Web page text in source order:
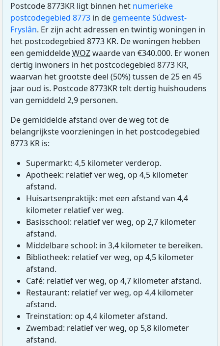
Postcode 8773KR ligt binnen het numerieke
postcodegebied 8773 in de gemeente Súdwest-
Fryslân. Er zijn acht adressen en twintig woningen in
het postcodegebied 8773 KR. De woningen hebben
een gemiddeldeWOZwaarde van €340.000. Er wonen
dertig inwoners in het postcodegebied 8773 KR,
waarvan het grootste deel (50%) tussen de 25 en 45
jaar oud is. Postcode 8773KR telt dertig huishoudens
van gemiddeld 2,9 personen.
De gemiddelde afstand over de weg tot de
belangrijkste voorzieningen in het postcodegebied
8773 KR is:
Supermarkt: 4,5 kilometer verderop.
Apotheek: relatief ver weg, op 4,5 kilometer
afstand.
Huisartsenpraktijk: met een afstand van 4,4
kilometer relatief ver weg.
Basisschool: relatief ver weg, op 2,7 kilometer
afstand.
Middelbare school: in 3,4 kilometer te bereiken.
Bibliotheek: relatief ver weg, op 4,5 kilometer
afstand.
Café: relatief ver weg, op 4,7 kilometer afstand.
Restaurant: relatief ver weg, op 4,4 kilometer
afstand.
Treinstation: op 4,4 kilometer afstand.
Zwembad: relatief ver weg, op 5,8 kilometer
afstand.